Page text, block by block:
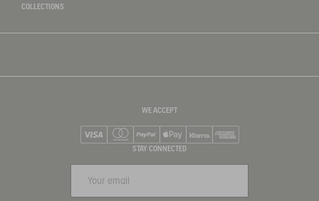
COLLECTIONS
WE ACCEPT
Mastercard
PayPalApple Pay
STAY CONNECTED